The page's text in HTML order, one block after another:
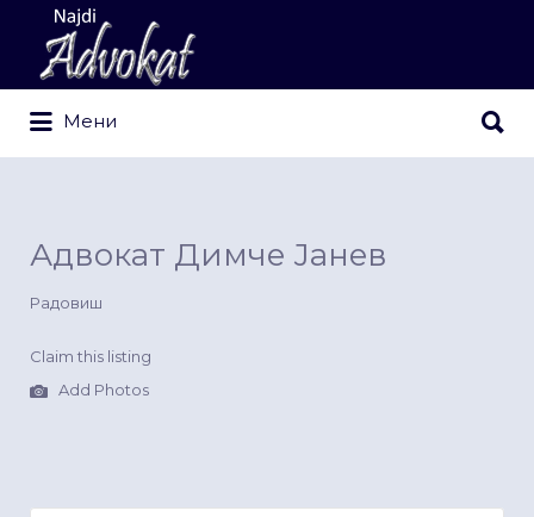
Search
for:
Мени
for:
Адвокат Димче Јанев
Радовиш
Claim this listing
Add Photos